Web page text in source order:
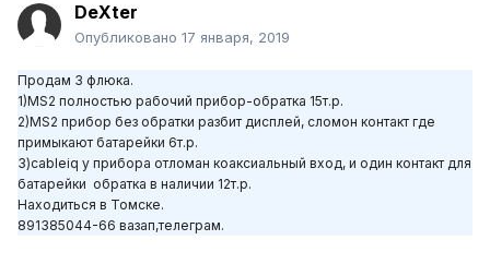
DeXter
Опубликовано 17 января, 2019
Продам 3 флюка.
1)MS2 полностью рабочий прибор-обратка 15т.р.
2)MS2 прибор без обратки разбит дисплей, сломон контакт где
примыкают батарейки 6т.р.
3)cableiq у прибора отломан коаксиальный вход, и один контакт для
батарейки обратка в наличии 12т.р.
Находиться в Томске.
891385044-66 вазап,телеграм.